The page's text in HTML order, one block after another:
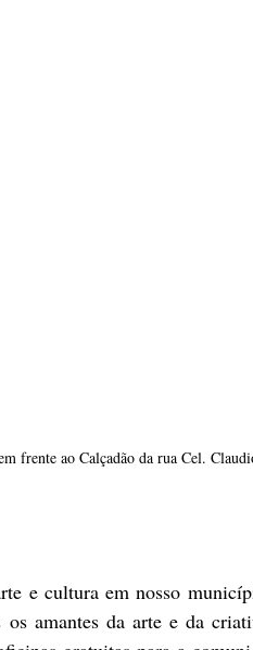
frente ao Calçadão da rua Cel.
e cultura em nosso
amantes da arte e da